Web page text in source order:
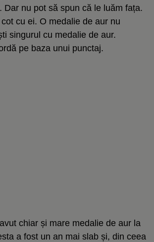
Dar nu pot să spun că le luăm fața.
cu ei. O medalie de aur nu
singurul cu medalie de aur.
pe baza unui punctaj.
chiar și mare medalie de aur la
a fost un an mai slab și, din ceea